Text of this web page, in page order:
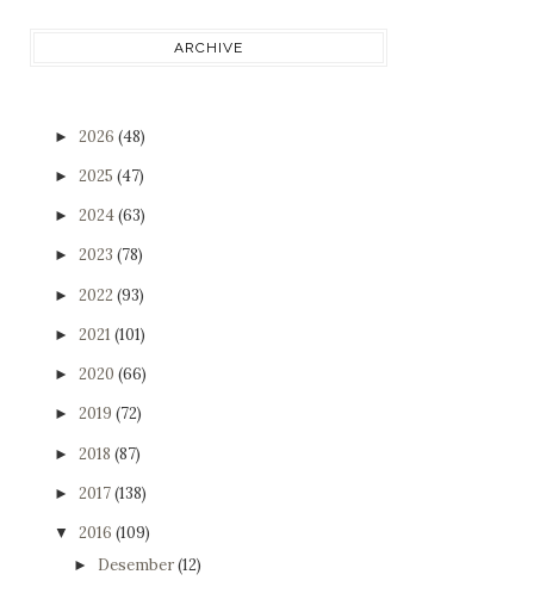
ARCHIVE
► 2026 (48)
► 2025 (47)
► 2024(63)
► 2023 (78)
► 2022 (93)
► 2021 (101)
► 2020 (66)
► 2019 (72)
► 2018 (87)
► 2017(138)
▼ 2016 (109)
► Desember(12)